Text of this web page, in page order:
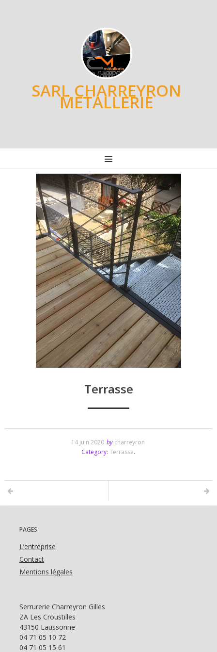
SARL CHARREYRON
METALLERIE
Terrasse
14 juin 2020 by charreyron
Category: Terrasse.
navigation
PAGES
L’entreprise
Contact
Mentions légales
Serrurerie Charreyron Gilles
ZA Les Croustilles
43150 Laussonne
04 71 05 10 72
04 71 05 15 61